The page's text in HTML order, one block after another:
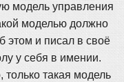
модель управления
моделью должно
этом и писал в своё
у себя в имении.
такая модель